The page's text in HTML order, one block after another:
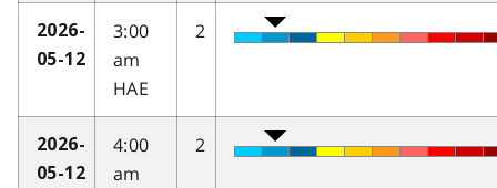
2026-
05-12
3:00
am
HAE
2
2026-
05-12
4:00
am
2